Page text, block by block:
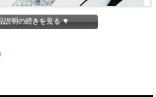
説明の続きを見る ▼